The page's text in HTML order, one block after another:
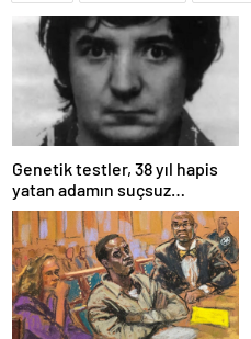
Genetik testler, 38 yıl hapis
yatan adamın suçsuz
olduğunu ortaya çıkardı